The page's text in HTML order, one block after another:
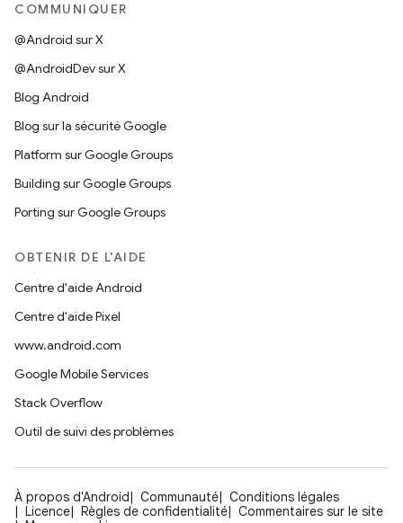
COMMUNIQUER
@Android sur X
@AndroidDev sur X
Blog Android
Blog sur la sécurité Google
Platform sur Google Groups
Building sur Google Groups
Porting sur Google Groups
OBTENIR DE L'AIDE
Centre d'aide Android
Centre d'aide Pixel
www.android.com
Google Mobile Services
Stack Overflow
Outil de suivi des problèmes
À propos d'Android Communauté
Conditions légales
Licence
Règles de confidentialité
Commentaires sur le site